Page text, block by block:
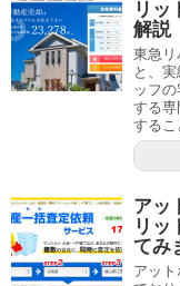
リッ
解説
東急リ
と、
ッフ
する専
するこ
アッ
リッ
てみ
アッ